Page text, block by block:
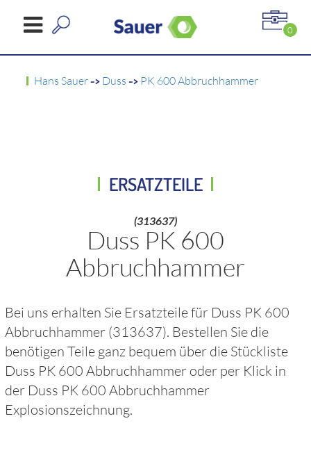
0
Hans Sauer-> Duss -> PK 600 Abbruchhammer
ERSATZTEILE
(313637)
Duss PK 600
Abbruchhammer
Bei uns erhalten Sie Ersatzteile für Duss PK 600
Abbruchhammer (313637). Bestellen Sie die
benötigen Teile ganz bequem über die Stückliste
Duss PK 600 Abbruchhammer oder per Klick in
der Duss PK 600 Abbruchhammer
Explosionszeichnung.